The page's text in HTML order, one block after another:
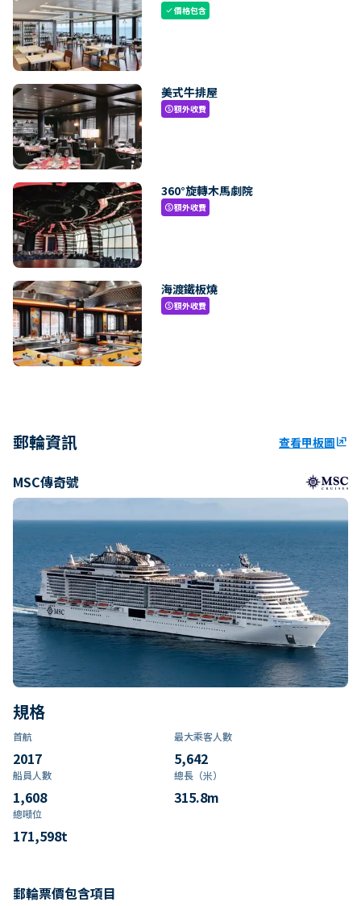
check價格包含
美式牛排屋
paid額外收費
360°旋轉木馬劇院
paid額外收費
海渡鐵板燒
paid額外收費
郵輪資訊 查看甲板圖ungroup
MSC傳奇號
規格
首航
2017
最大乘客人數
5,642
船員人數
1,608
總長（米）
315.8m
總噸位
171,598t
郵輪票價包含項目